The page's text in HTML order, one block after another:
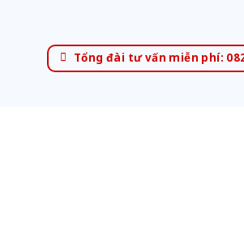
Tổng đài tư vấn miễn phí: